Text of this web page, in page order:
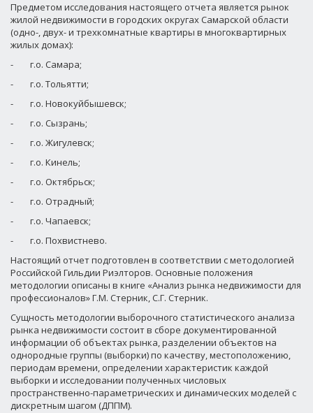
Предметом исследования настоящего отчета является рынок
жилой недвижимости в городских округах Самарской области
(одно-, двух- и трехкомнатные квартиры в многоквартирных
жилых домах):
-
г.о. Самара;
-
г.о. Тольятти;
-
г.о. Новокуйбышевск;
-
г.о. Сызрань;
-
г.о. Жигулевск;
-
г.о. Кинель;
-
г.о. Октябрьск;
-
г.о. Отрадный;
-
г.о. Чапаевск;
-
г.о. Похвистнево.
Настоящий отчет подготовлен в соответствии с методологией
Российской Гильдии Риэлторов. Основные положения
методологии описаны в книге «Анализ рынка недвижимости для
профессионалов» Г.М. Стерник, С.Г. Стерник.
Сущность методологии выборочного статистического анализа
рынка недвижимости состоит в сборе документированной
информации об объектах рынка, разделении объектов на
однородные группы (выборки) по качеству, местоположению,
периодам времени, определении характеристик каждой
выборки и исследовании полученных числовых
пространственно-параметрических и динамических моделей с
дискретным шагом (ДППМ).